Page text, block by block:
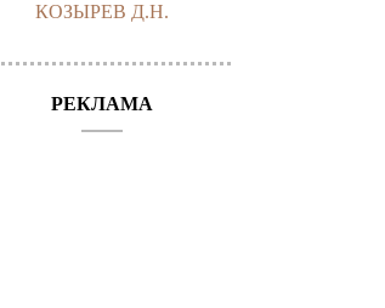
КОЗЫРЕВ Д.Н.
РЕКЛАМА